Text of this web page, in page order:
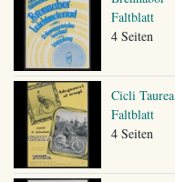
Faltblatt
4 Seiten
Cicli Taurea
Faltblatt
4 Seiten